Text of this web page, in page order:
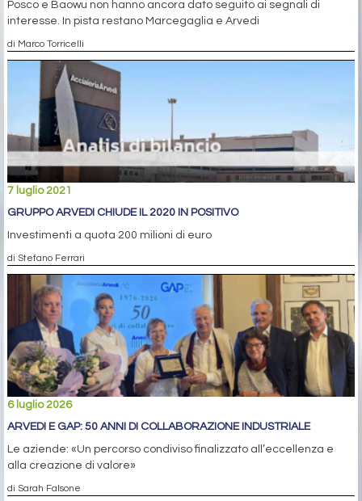
Posco e Baowu non hanno ancora dato seguito ai segnali di
interesse. In pista restano Marcegaglia e Arvedi
di Marco Torricelli
7 luglio 2021
GRUPPO ARVEDI CHIUDE IL 2020 IN POSITIVO
Investimenti a quota 200 milioni di euro
di Stefano Ferrari
6 luglio 2026
ARVEDI E GAP: 50 ANNI DI COLLABORAZIONE INDUSTRIALE
Le aziende: «Un percorso condiviso finalizzato all’eccellenza e
alla creazione di valore»
di Sarah Falsone